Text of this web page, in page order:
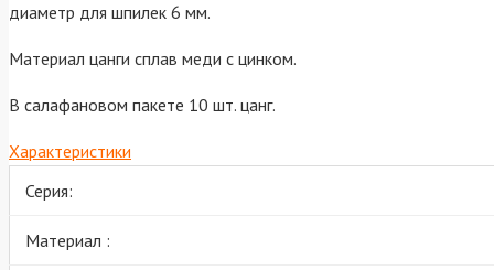
диаметр для шпилек 6 мм.
Материал цанги сплав меди с цинком.
В салафановом пакете 10 шт. цанг.
Характеристики
Серия:
Материал :